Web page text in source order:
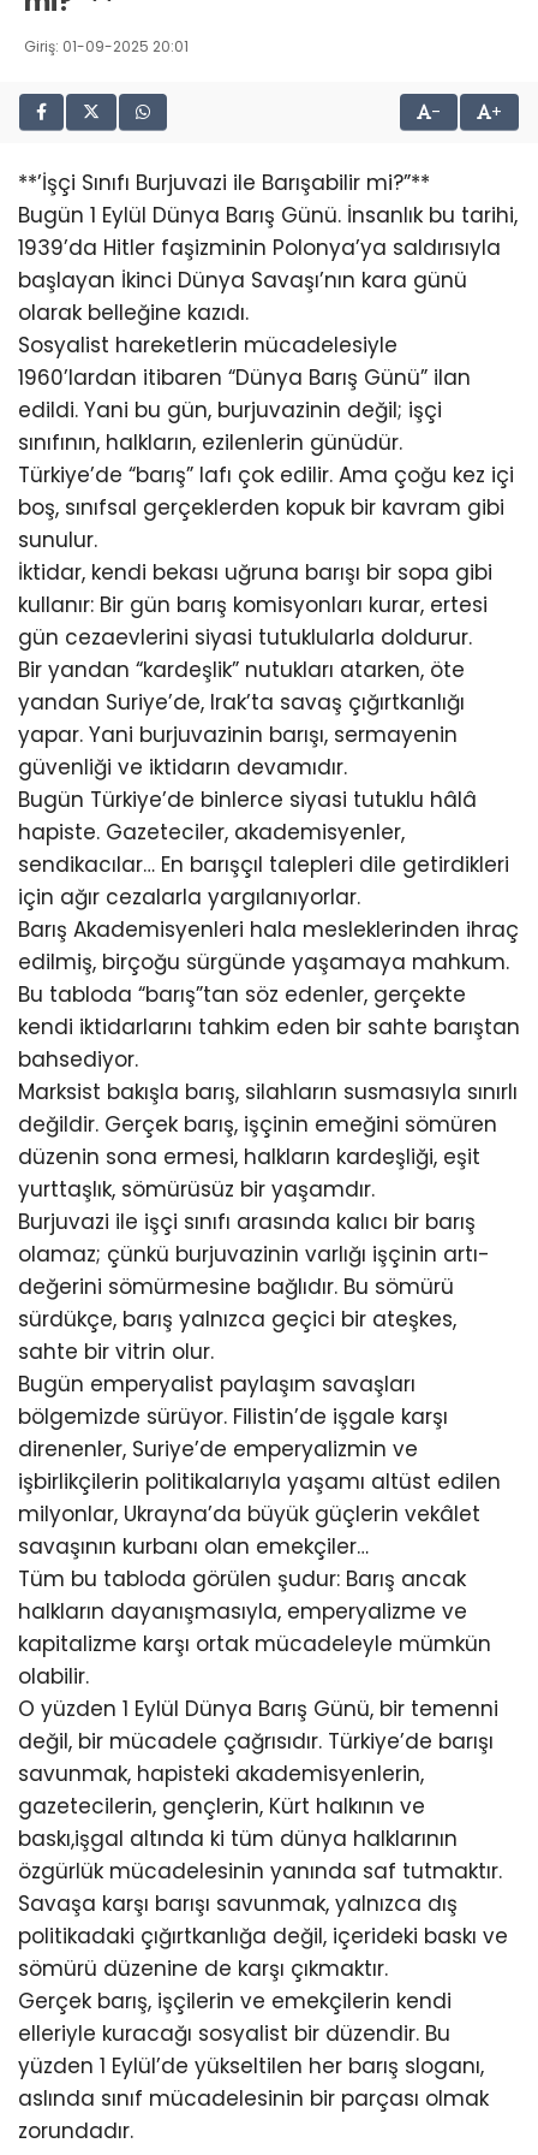
Giriş: 01-09-2025 20:01
- +
**’İşçi Sınıfı Burjuvazi ile Barışabilir mi?”**
Bugün 1 Eylül Dünya Barış Günü. İnsanlık bu tarihi,
1939’da Hitler faşizminin Polonya’ya saldırısıyla
başlayan İkinci Dünya Savaşı’nın kara günü
olarak belleğine kazıdı.
Sosyalist hareketlerin mücadelesiyle
1960’lardan itibaren “Dünya Barış Günü” ilan
edildi. Yani bu gün, burjuvazinin değil; işçi
sınıfının, halkların, ezilenlerin günüdür.
Türkiye’de “barış” lafı çok edilir. Ama çoğu kez içi
boş, sınıfsal gerçeklerden kopuk bir kavram gibi
sunulur.
İktidar, kendi bekası uğruna barışı bir sopa gibi
kullanır: Bir gün barış komisyonları kurar, ertesi
gün cezaevlerini siyasi tutuklularla doldurur.
Bir yandan “kardeşlik” nutukları atarken, öte
yandan Suriye’de, Irak’ta savaş çığırtkanlığı
yapar. Yani burjuvazinin barışı, sermayenin
güvenliği ve iktidarın devamıdır.
Bugün Türkiye’de binlerce siyasi tutuklu hâlâ
hapiste. Gazeteciler, akademisyenler,
sendikacılar… En barışçıl talepleri dile getirdikleri
için ağır cezalarla yargılanıyorlar.
Barış Akademisyenleri hala mesleklerinden ihraç
edilmiş, birçoğu sürgünde yaşamaya mahkum.
Bu tabloda “barış”tan söz edenler, gerçekte
kendi iktidarlarını tahkim eden bir sahte barıştan
bahsediyor.
Marksist bakışla barış, silahların susmasıyla sınırlı
değildir. Gerçek barış, işçinin emeğini sömüren
düzenin sona ermesi, halkların kardeşliği, eşit
yurttaşlık, sömürüsüz bir yaşamdır.
Burjuvazi ile işçi sınıfı arasında kalıcı bir barış
olamaz; çünkü burjuvazinin varlığı işçinin artı-
değerini sömürmesine bağlıdır. Bu sömürü
sürdükçe, barış yalnızca geçici bir ateşkes,
sahte bir vitrin olur.
Bugün emperyalist paylaşım savaşları
bölgemizde sürüyor. Filistin’de işgale karşı
direnenler, Suriye’de emperyalizmin ve
işbirlikçilerin politikalarıyla yaşamı altüst edilen
milyonlar, Ukrayna’da büyük güçlerin vekâlet
savaşının kurbanı olan emekçiler…
Tüm bu tabloda görülen şudur: Barış ancak
halkların dayanışmasıyla, emperyalizme ve
kapitalizme karşı ortak mücadeleyle mümkün
olabilir.
O yüzden 1 Eylül Dünya Barış Günü, bir temenni
değil, bir mücadele çağrısıdır. Türkiye’de barışı
savunmak, hapisteki akademisyenlerin,
gazetecilerin, gençlerin, Kürt halkının ve
baskı,işgal altında ki tüm dünya halklarının
özgürlük mücadelesinin yanında saf tutmaktır.
Savaşa karşı barışı savunmak, yalnızca dış
politikadaki çığırtkanlığa değil, içerideki baskı ve
sömürü düzenine de karşı çıkmaktır.
Gerçek barış, işçilerin ve emekçilerin kendi
elleriyle kuracağı sosyalist bir düzendir. Bu
yüzden 1 Eylül’de yükseltilen her barış sloganı,
aslında sınıf mücadelesinin bir parçası olmak
zorundadır.